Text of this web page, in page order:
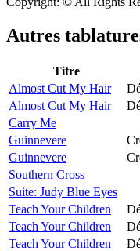
Autres
Titre
Almost Cut My Hair
Almost Cut My Hair
Carry Me
Guinnevere
Guinnevere
Southern Cross
Suite: Judy Blue Eyes
Teach Your Children
Teach Your Children
Teach Your Children